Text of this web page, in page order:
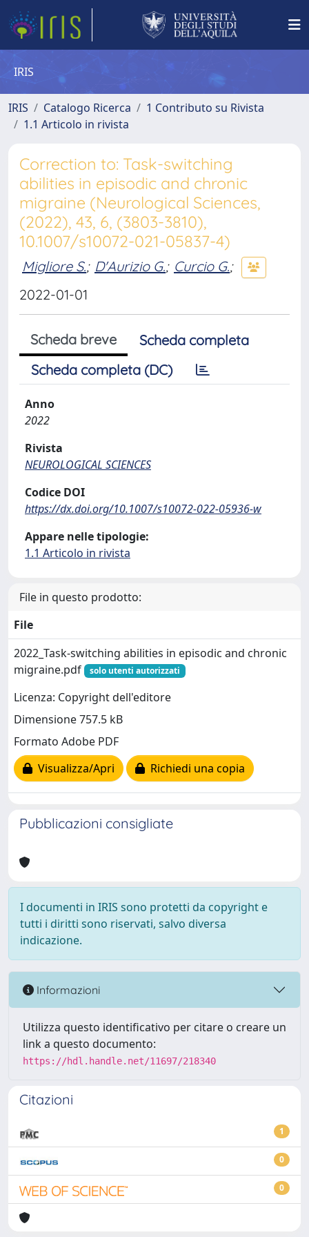
IRIS
IRIS Catalogo Ricerca
1 Contributo su Rivista
1.1 Articolo in rivista
Correction to: Task-switching
abilities in episodic and chronic
migraine (Neurological Sciences,
(2022), 43, 6, (3803-3810),
10.1007/s10072-021-05837-4)
Migliore S.; D'Aurizio G.; Curcio G.;
2022-01-01
Scheda breve
Scheda completa
Scheda completa (DC)
Anno
2022
Rivista
NEUROLOGICAL SCIENCES
Codice DOI
https://dx.doi.org/10.1007/s10072-022-05936-w
Appare nelle tipologie:
1.1 Articolo in rivista
File in questo prodotto:
File
2022_Task-switching abilities in episodic and chronic
migraine.pdf
solo utenti autorizzati
Licenza: Copyright dell'editore
Dimensione 757.5 kB
Formato Adobe PDF
Visualizza/Apri
Richiedi una copia
Pubblicazioni consigliate
I documenti in IRIS sono protetti da copyright e
tutti i diritti sono riservati, salvo diversa
indicazione.
Informazioni
Utilizza questo identificativo per citare o creare un
link a questo documento:
https://hdl.handle.net/11697/218340
Citazioni
1
0
0